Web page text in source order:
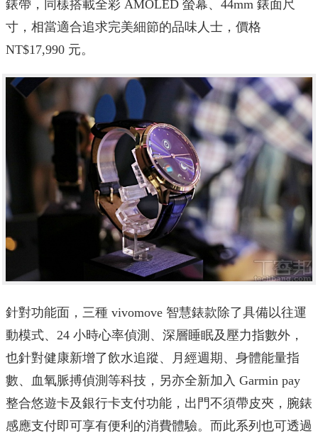
錶帶，同樣搭載全彩 AMOLED 螢幕、44mm 錶面尺
寸，相當適合追求完美細節的品味人士，價格
NT$17,990 元。
針對功能面，三種 vivomove 智慧錶款除了具備以往運
動模式、24 小時心率偵測、深層睡眠及壓力指數外，
也針對健康新增了飲水追蹤、月經週期、身體能量指
數、血氧脈搏偵測等科技，另亦全新加入 Garmin pay
整合悠遊卡及銀行卡支付功能，出門不須帶皮夾，腕錶
感應支付即可享有便利的消費體驗。而此系列也可透過